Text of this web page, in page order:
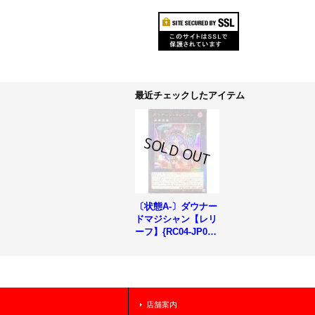
最近チェックしたアイテム
〔状態A-〕ダウナー
ドマジシャン【レリ
ーフ】{RC04-JP03
店舗案内